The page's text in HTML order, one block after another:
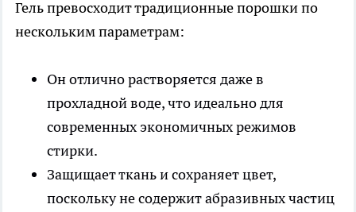
Гель превосходит традиционные порошки по
нескольким параметрам:
Он отлично растворяется даже в
прохладной воде, что идеально для
современных экономичных режимов
стирки.
Защищает ткань и сохраняет цвет,
поскольку не содержит абразивных частиц